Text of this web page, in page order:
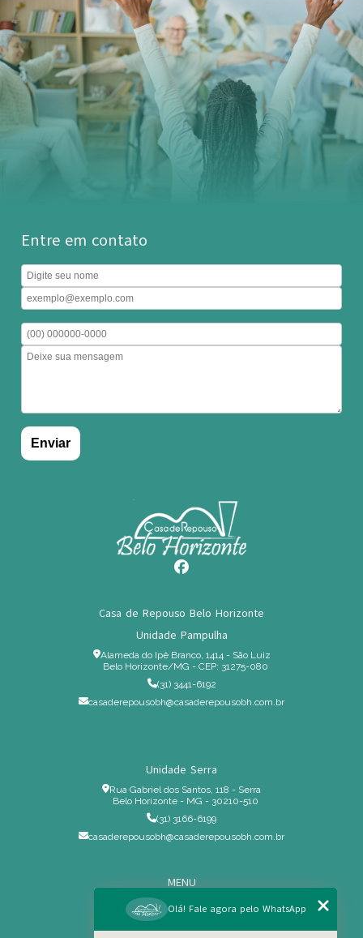
Entre em contato
Casa de Repouso Belo Horizonte
Unidade Pampulha
Alameda do Ipê Branco, 1414 - São Luiz
Belo Horizonte/MG - CEP: 31275-080
(31) 3441-6192
casaderepousobh@casaderepousobh.com.br
Unidade Serra
Rua Gabriel dos Santos, 118 - Serra
Belo Horizonte - MG - 30210-510
(31) 3166-6199
casaderepousobh@casaderepousobh.com.br
MENU
Home
Institucional
Olá! Fale agora pelo WhatsApp